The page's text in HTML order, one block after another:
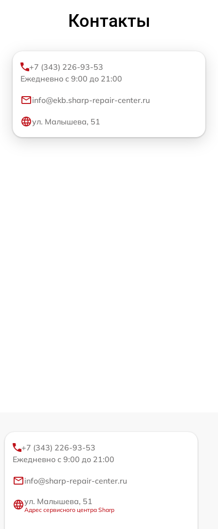
Контакты
+7 (343) 226-93-53
Ежедневно с 9:00 до 21:00
info@ekb.sharp-repair-center.ru
ул. Малышева, 51
+7 (343) 226-93-53
Ежедневно с 9:00 до 21:00
info@sharp-repair-center.ru
ул. Малышева, 51
Адрес сервисного центра Sharp